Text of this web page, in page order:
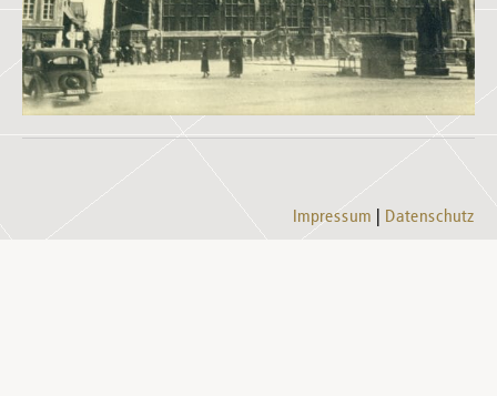
Impressum Datenschutz